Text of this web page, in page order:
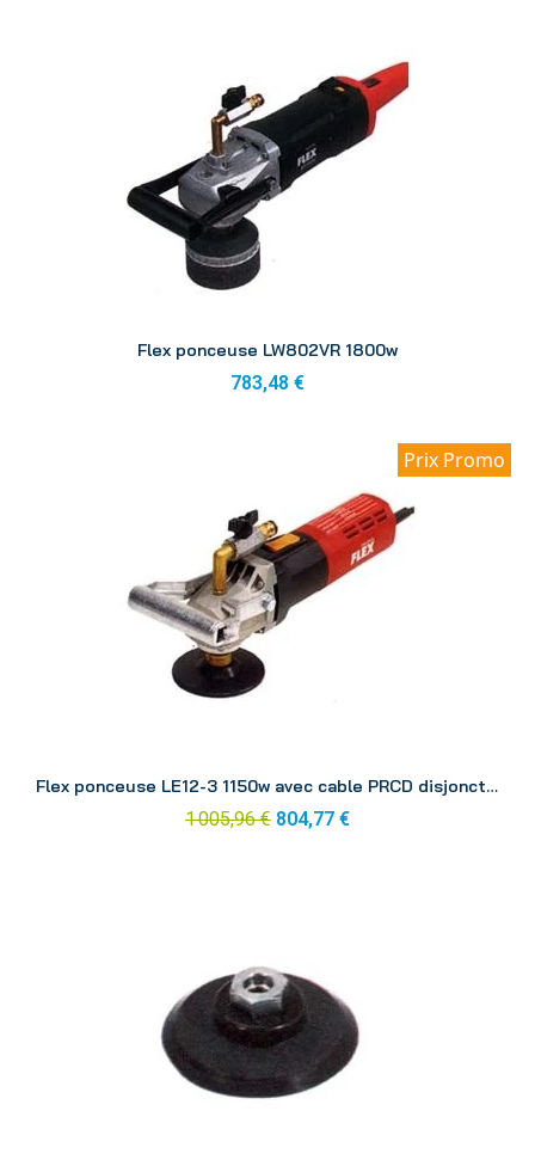
Flex ponceuse LW802VR 1800w
783,48 €
Prix Promo
Flex ponceuse LE12-3 1150w avec cable PRCD disjoncteur différentiel 1
1 005,96 € 804,77 €